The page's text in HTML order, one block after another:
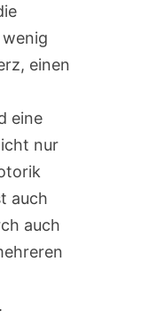
einen
eine
nur
auch
auch